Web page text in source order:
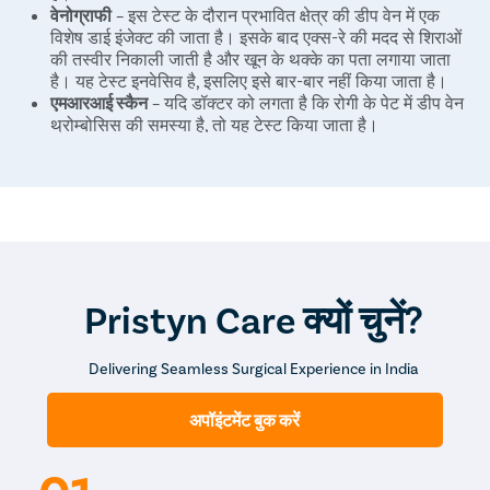
वेनोग्राफी– इस टेस्ट के दौरान प्रभावित क्षेत्र की डीप वेन में एक
विशेष डाई इंजेक्ट की जाता है। इसके बाद एक्स-रे की मदद से शिराओं
की तस्वीर निकाली जाती है और खून के थक्के का पता लगाया जाता
है। यह टेस्ट इनवेसिव है, इसलिए इसे बार-बार नहीं किया जाता है।
एमआरआई स्कैन– यदि डॉक्टर को लगता है कि रोगी के पेट में डीप वेन
थ्रोम्बोसिस की समस्या है, तो यह टेस्ट किया जाता है।
डी-डिमर ब्लड टेस्ट– डी-डिमर एक प्रकार का प्रोटीन है जो खून के
उनके शरीर में डी-डिमर का स्तर तेजी से बढ़ता है।
डुप्लेक्स अल्ट्रासाउंड– यह एक नॉन-इनवेसिव परीक्षण है जो तस्वीर में
रक्त के प्रवाह को दर्शाता है। इस परीक्षण के दौरान, डॉक्टर
निर्धारित करने के लिए डॉक्टर कई अल्ट्रासाउंड परीक्षण कर सकते
Pristyn Care क्यों चुनें?
Delivering Seamless Surgical Experience in India
अपॉइंटमेंट बुक करें